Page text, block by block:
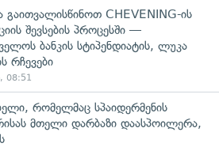
გაითვალისწინოთ CHEVENING-ის
შევსების პროცესში —
ბანკის სტიპენდიატის, ლუკა
რჩევები
08:51
რომელმაც სპაიდერმენის
მთელი დარბაზი დაასპოილერა,